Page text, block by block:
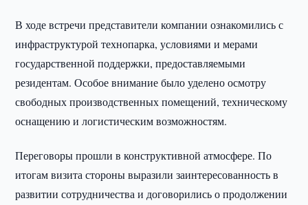
В ходе встречи представители компании ознакомились с
инфраструктурой технопарка, условиями и мерами
государственной поддержки, предоставляемыми
резидентам. Особое внимание было уделено осмотру
свободных производственных помещений, техническому
оснащению и логистическим возможностям.
Переговоры прошли в конструктивной атмосфере. По
итогам визита стороны выразили заинтересованность в
развитии сотрудничества и договорились о продолжении